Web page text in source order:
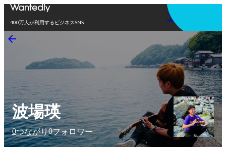
400万人が利用するビジネスSNS
アプリを使う
波場瑛
0つながり0フォロワー